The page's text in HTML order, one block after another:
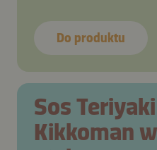
Do produktu
Sos
Kikkoman